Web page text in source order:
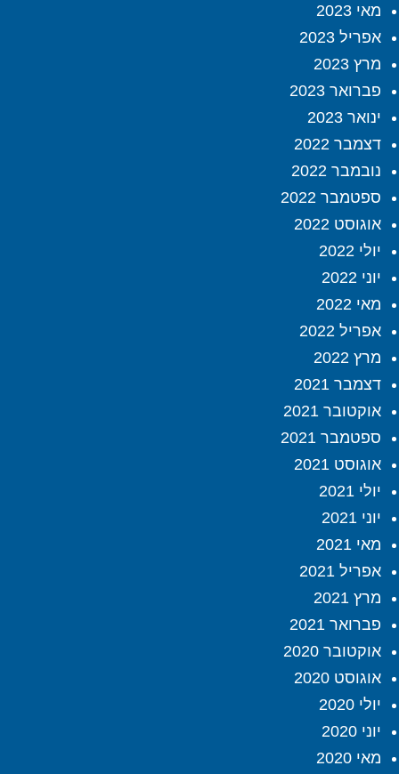
מאי 2023
אפריל 2023
מרץ 2023
פברואר 2023
ינואר 2023
דצמבר 2022
נובמבר 2022
ספטמבר 2022
אוגוסט 2022
יולי 2022
יוני 2022
מאי 2022
אפריל 2022
מרץ 2022
דצמבר 2021
אוקטובר 2021
ספטמבר 2021
אוגוסט 2021
יולי 2021
יוני 2021
מאי 2021
אפריל 2021
מרץ 2021
פברואר 2021
אוקטובר 2020
אוגוסט 2020
יולי 2020
יוני 2020
מאי 2020